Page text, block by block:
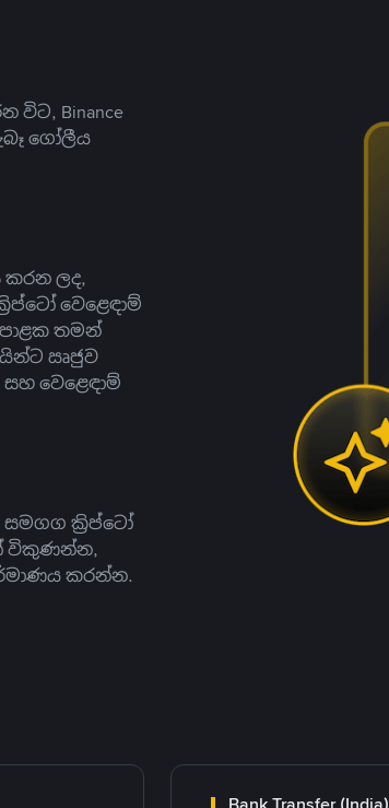
Binance
ගෝලීය
කරන ලද,
වෙළෙඳාම්
තමන්
ඍජුව
වෙළෙඳාම්
ක්‍රිප්ටෝ
විකුණන්න,
කරන්න.